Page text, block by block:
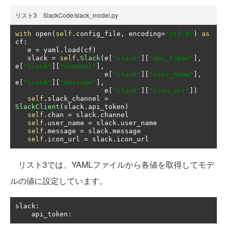
リスト3 SlackCode/slack_model.py
with open ( self . config_file , encoding="utf-8" )
as
cf :
   e
= yaml . load ( cf )
   slack
= self . Slack( e "slack" "api_token"
],
e
"slack" "channel"
],
                      e
"slack" "user_name"
],
e
"slack" "message"
],
                      e
"slack" "icon_url"
])
self . slack_channel =
SlackClient ( slack . api_token )
self . chan = slack . channel
self . user_name = slack . user_name
self . message = slack . message
self . icon_url = slack . icon_url
リスト3では、YAMLファイルから各値を取得してモデ
ルの値に設定しています。
slack :
    api_token
: